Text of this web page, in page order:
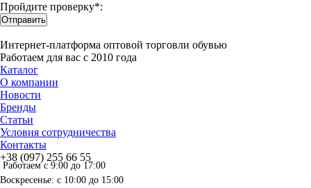
Пройдите проверку*:
Отправить
Интернет-платформа оптовой торговли обувью
Работаем для вас с 2010 года
Каталог
О компании
Новости
Бренды
Статьи
Условия сотрудничества
Контакты
+38 (097) 255 66 55
Работаем с 9:00 до 17:00
Воскресенье: с 10:00 до 15:00